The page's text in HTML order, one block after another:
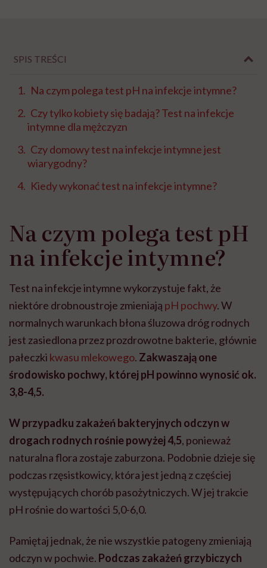
SPIS TREŚCI
Na czym polega test pH na infekcje intymne?
Czy tylko kobiety się badają? Test na infekcje
intymne dla mężczyzn
Czy domowy test na infekcje intymne jest
wiarygodny?
Kiedy wykonać test na infekcje intymne?
Na czym polega test pH
na infekcje intymne?
Test na infekcje intymne wykorzystuje fakt, że
niektóre drobnoustroje zmieniają pH pochwy. W
normalnych warunkach błona śluzowa dróg rodnych
jest zasiedlona przez prozdrowotne bakterie, głównie
pałeczki kwasu mlekowego. Zakwaszają one
środowisko pochwy, której pH powinno wynosić ok.
3,8-4,5.
W przypadku zakażeń bakteryjnych odczyn w
drogach rodnych rośnie powyżej 4,5, ponieważ
naturalna flora zostaje zaburzona. Podobnie dzieje się
podczas rzęsistkowicy, która jest jedną z częściej
występujących chorób pasożytniczych. W jej trakcie
pH rośnie do wartości 5,0-6,0.
Pamiętaj jednak, że nie wszystkie patogeny zmieniają
odczyn w pochwie. Podczas zakażeń grzybiczych